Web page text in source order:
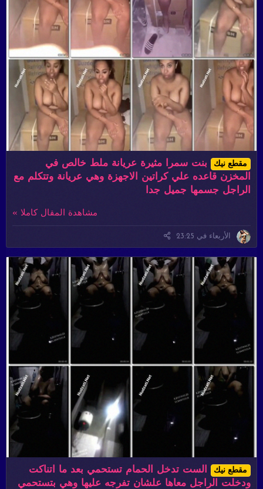
مقطع نيك
بنت سمرا مثيرة عريانة ملط خالص في
المخزن قاعده علي كراتين الاجهزة وهي عريانة وتتكلم مع
الراجل جسمها جميل جدا
مشاهدة المقال كاملا »
الأربعاء في 23:25
مقطع نيك
الست تدخل الحمام تستحمي بعد ما اتناكت
ودخلت الراجل معاها علشان تفرجه عليها وهي بتستحمي